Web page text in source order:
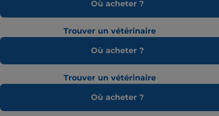
Où acheter ?
Trouver un vétérinaire
Où acheter ?
Trouver un vétérinaire
Où acheter ?